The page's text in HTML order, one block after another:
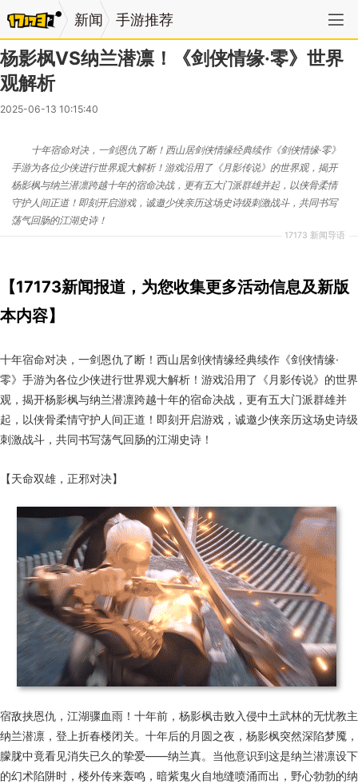
新闻 手游推荐
杨影枫VS纳兰潜凛！《剑侠情缘·零》世界
观解析
2025-06-13 10:15:40
17173 新闻导语
十年宿命对决，一剑恩仇了断！西山居剑侠情缘经典续作《剑侠情缘·零》
手游为各位少侠进行世界观大解析！游戏沿用了《月影传说》的世界观，揭开
杨影枫与纳兰潜凛跨越十年的宿命决战，更有五大门派群雄并起，以侠骨柔情
守护人间正道！即刻开启游戏，诚邀少侠亲历这场史诗级刺激战斗，共同书写
荡气回肠的江湖史诗！
【17173新闻报道，为您收集更多活动信息及新版
本内容】
十年宿命对决，一剑恩仇了断！西山居剑侠情缘经典续作《剑侠情缘·
零》手游为各位少侠进行世界观大解析！游戏沿用了《月影传说》的世界
观，揭开杨影枫与纳兰潜凛跨越十年的宿命决战，更有五大门派群雄并
起，以侠骨柔情守护人间正道！即刻开启游戏，诚邀少侠亲历这场史诗级
刺激战斗，共同书写荡气回肠的江湖史诗！
【天命双雄，正邪对决】
宿敌挟恩仇，江湖骤血雨！十年前，杨影枫击败入侵中土武林的无忧教主
纳兰潜凛，登上折春楼闭关。十年后的月圆之夜，杨影枫突然深陷梦魇，
朦胧中竟看见消失已久的挚爱——纳兰真。当他意识到这是纳兰潜凛设下
的幻术陷阱时，楼外传来轰鸣，暗紫鬼火自地缝喷涌而出，野心勃勃的纳